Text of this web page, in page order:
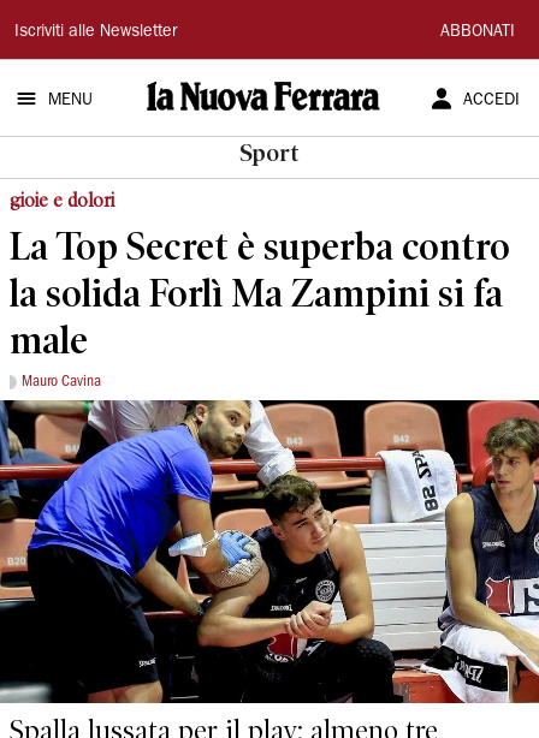
La
Nuova
Ferrara
Iscriviti alle Newsletter ABBONATI
MENU ACCEDI
Sport
gioie e dolori
La Top Secret è superba contro
la solida Forlì Ma Zampini si fa
male
Mauro Cavina
Spalla lussata per il play: almeno tre